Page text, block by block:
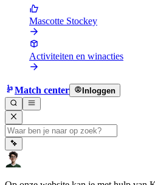
Mascotte Stockey
Activiteiten en winacties
Match center Inloggen